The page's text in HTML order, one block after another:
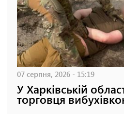
07 серпня, 2026 - 15:19
У Харківській
торговця